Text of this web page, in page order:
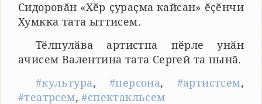
Сидоровӑн «Хӗр ҫураҫма кайсан» ӗҫӗнчи
Хумкка тата ыттисем.
Тӗлпулӑва артистпа пӗрле унӑн
ачисем Валентина тата Сергей та пынӑ.
#культура, #персона, #артистсем,
#театрсем,#спектакльсем